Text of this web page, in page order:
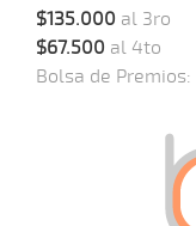
$135.000 al 3ro
$67.500 al 4to
Bolsa de Premios: